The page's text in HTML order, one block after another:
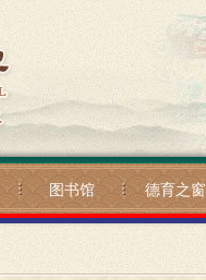
图书馆 德育之窗